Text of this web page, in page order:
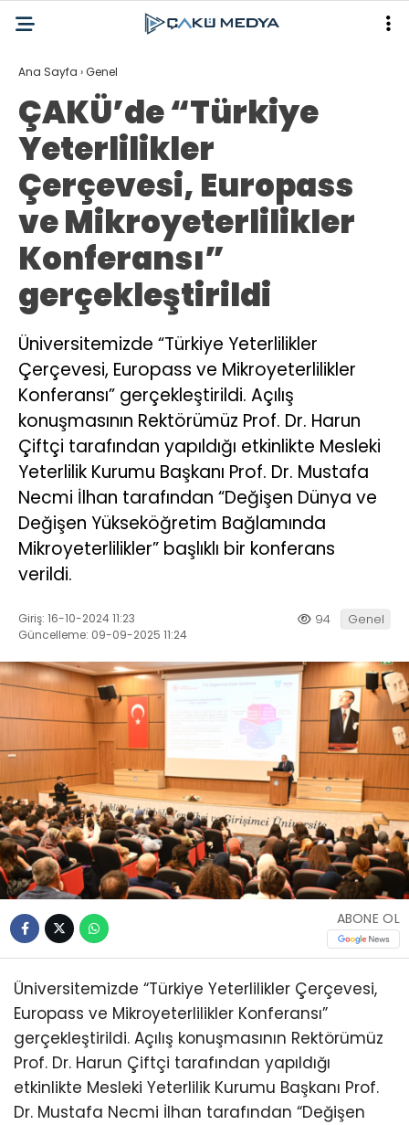
Ana Sayfa ›Genel
ÇAKÜ’de “Türkiye
Yeterlilikler
Çerçevesi, Europass
ve Mikroyeterlilikler
Konferansı”
gerçekleştirildi
Üniversitemizde “Türkiye Yeterlilikler
Çerçevesi, Europass ve Mikroyeterlilikler
Konferansı” gerçekleştirildi. Açılış
konuşmasının Rektörümüz Prof. Dr. Harun
Çiftçi tarafından yapıldığı etkinlikte Mesleki
Yeterlilik Kurumu Başkanı Prof. Dr. Mustafa
Necmi İlhan tarafından “Değişen Dünya ve
Değişen Yükseköğretim Bağlamında
Mikroyeterlilikler” başlıklı bir konferans
verildi.
Giriş: 16-10-2024 11:23
Güncelleme: 09-09-2025 11:24
94 Genel
ABONE OL
Üniversitemizde “Türkiye Yeterlilikler Çerçevesi,
Europass ve Mikroyeterlilikler Konferansı”
gerçekleştirildi. Açılış konuşmasının Rektörümüz
Prof. Dr. Harun Çiftçi tarafından yapıldığı
etkinlikte Mesleki Yeterlilik Kurumu Başkanı Prof.
Dr. Mustafa Necmi İlhan tarafından “Değişen